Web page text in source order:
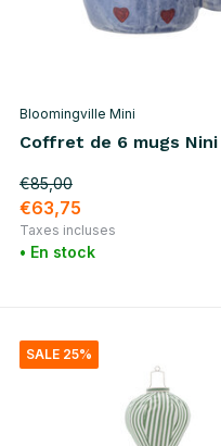
Bloomingville Mini
Coffret de 6 mugs
€85,00
€63,75
Taxes incluses
• En stock
SALE 25%